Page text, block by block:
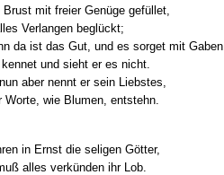
mit freier Genüge gefüllet,
Verlangen beglückt;
da ist das Gut, und es sorget mit Gaben
und sieht er es nicht.
aber nennt er sein Liebstes,
Worte, wie Blumen, entstehn.
in Ernst die seligen Götter,
alles verkünden ihr Lob.